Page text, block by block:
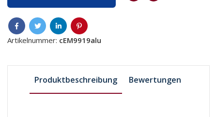
Artikelnummer: cEM9919alu
Produktbeschreibung Bewertungen